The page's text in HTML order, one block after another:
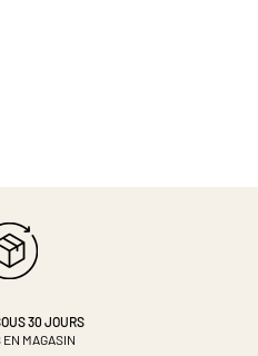
30 JOURS
EN MAGASIN